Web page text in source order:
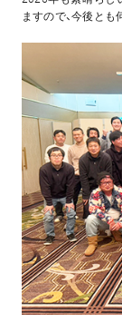
ますので、今後と